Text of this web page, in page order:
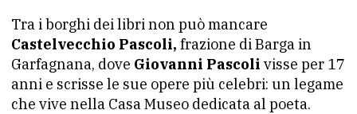
Tra i borghi dei libri non può mancare
Castelvecchio Pascoli, frazione di Barga in
Garfagnana, dove Giovanni Pascoli visse per 17
anni e scrisse le sue opere più celebri: un legame
che vive nella Casa Museo dedicata al poeta.